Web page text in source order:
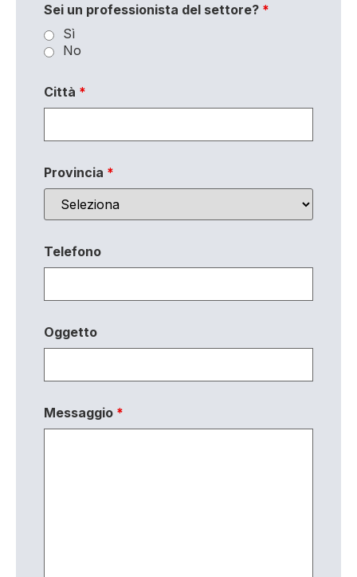
Sei un professionista del settore? *
Sì
No
Città *
Provincia *
Telefono
Oggetto
Messaggio *